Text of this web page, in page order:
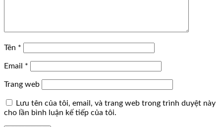
Tên *
Email *
Trang web
Lưu tên của tôi, email, và trang web trong trình duyệt này
cho lần bình luận kế tiếp của tôi.